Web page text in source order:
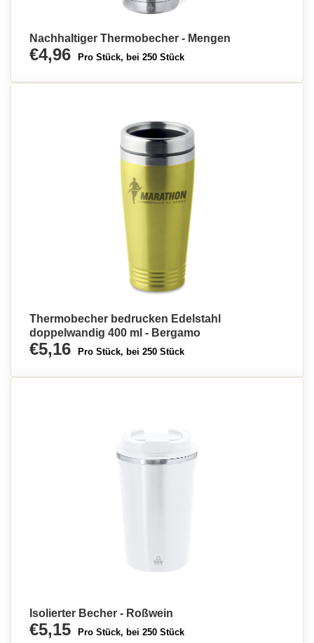
Nachhaltiger Thermobecher - Mengen
€4,96 Pro Stück, bei 250 Stück
Thermobecher bedrucken Edelstahl
doppelwandig 400 ml - Bergamo
€5,16 Pro Stück, bei 250 Stück
Isolierter Becher - Roßwein
€5,15 Pro Stück, bei 250 Stück